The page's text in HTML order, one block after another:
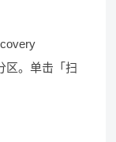
区。单击「扫